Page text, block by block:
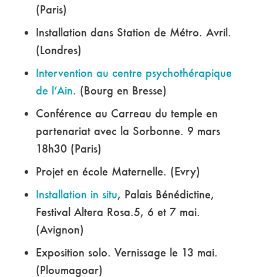
(Paris)
Installation dans Station de Métro. Avril.
(Londres)
Intervention au centre psychothérapique
de l’Ain. (Bourg en Bresse)
Conférence au Carreau du temple en
partenariat avec la Sorbonne. 9 mars
18h30 (Paris)
Projet en école Maternelle. (Evry)
Installation in situ, Palais Bénédictine,
Festival Altera Rosa.5, 6 et 7 mai.
(Avignon)
Exposition solo. Vernissage le 13 mai.
(Ploumagoar)